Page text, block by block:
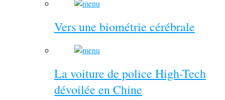
Vers une biométrie cérébrale
La voiture de police High-Tech
dévoilée en Chine